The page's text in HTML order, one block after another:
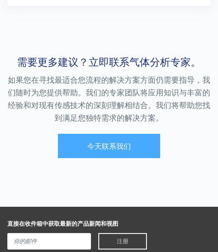
需要更多建议？立即联系气体分析专家。
如果您在寻找最适合您流程的解决方案方面仍需要指导，我
们随时为您提供帮助。我们的专家团队将应用知识与丰富的
经验和对现有传感技术的深刻理解相结合。我们将帮助您找
到满足您独特需求的解决方案。
今天联系我们
直接在收件箱中获取最新的产品新闻和视图
注册